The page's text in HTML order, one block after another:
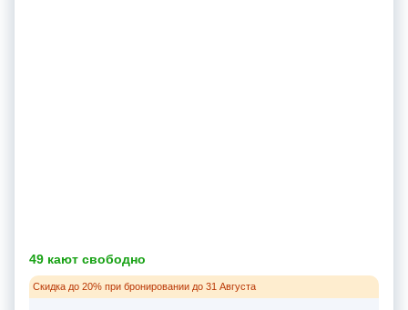
49 кают свободно
Скидка до 20% при бронировании до 31 Августа